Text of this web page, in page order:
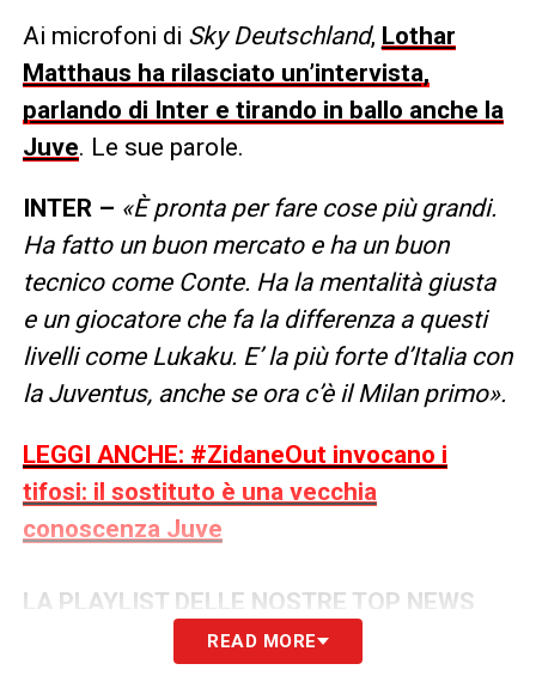
Ai microfoni di Sky Deutschland, Lothar
Matthaus ha rilasciato un’intervista,
parlando di Inter e tirando in ballo anche la
Juve. Le sue parole.
INTER – «È pronta per fare cose più grandi.
Ha fatto un buon mercato e ha un buon
tecnico come Conte. Ha la mentalità giusta
e un giocatore che fa la differenza a questi
livelli come Lukaku. E’ la più forte d’Italia con
la Juventus, anche se ora c’è il Milan primo».
LEGGI ANCHE: #ZidaneOut invocano i
tifosi: il sostituto è una vecchia
conoscenza Juve
LA PLAYLIST DELLE NOSTRE TOP NEWS
READ MORE